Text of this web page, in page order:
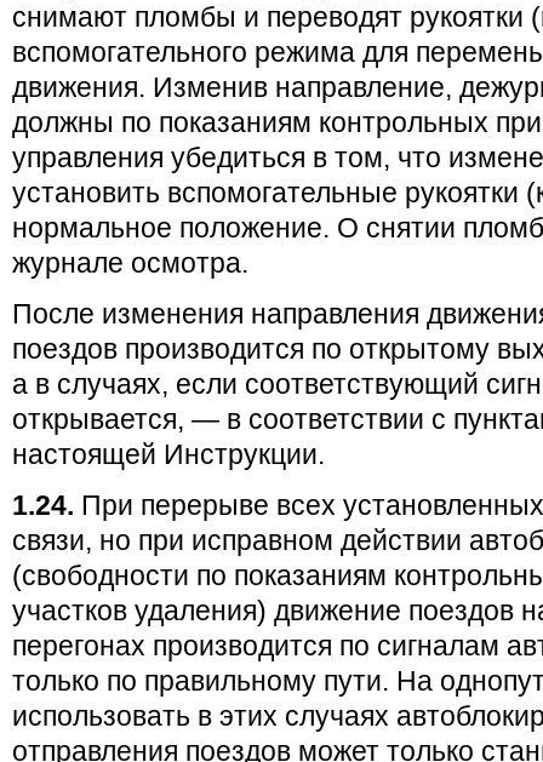
снимают пломбы и переводят рукоятки
вспомогательного режима для
движения. Изменив направление,
должны по показаниям контрольных
управления убедиться в том, что
установить вспомогательные рукоятки
нормальное положение. О снятии
журнале осмотра.
После изменения направления
поездов производится по открытому
а в случаях, если соответствующий
открывается, — в соответствии с
настоящей Инструкции.
1.24. При перерыве всех
связи, но при исправном действии
(свободности по показаниям
участков удаления) движение поездов
перегонах производится по сигналам
только по правильному пути. На
использовать в этих случаях
отправления поездов может только